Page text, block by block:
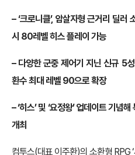
– ‘크로니클’, 암살자형 근거리 딜러
시 80레벨 히스 플레이 가능
– 다양한 군중 제어기 지닌 신규 5
환수 최대 레벨 90으로 확장
– ‘히스’ 및 ‘요정왕’ 업데이트 기념
개최
컴투스(대표 이주환)의 소환형 RPG